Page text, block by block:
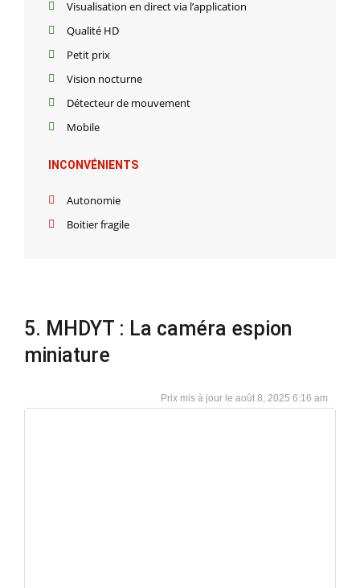
Visualisation en direct via l’application
Qualité HD
Petit prix
Vision nocturne
Détecteur de mouvement
Mobile
INCONVÉNIENTS
Autonomie
Boitier fragile
5. MHDYT : La caméra espion
miniature
août 8, 2025 6:16 am